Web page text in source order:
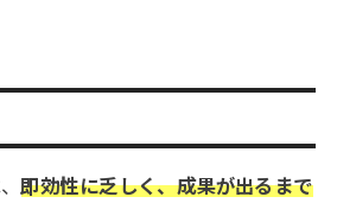
即効性に乏しく、成果が出るまで